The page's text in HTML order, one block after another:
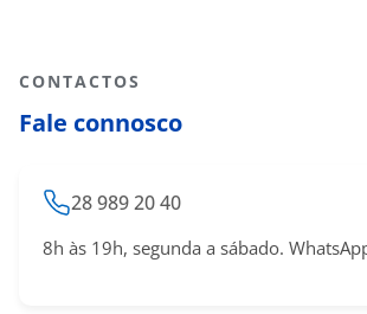
CONTACTOS
Fale connosco
28 989 20 40
8h às 19h, segunda a sábado.